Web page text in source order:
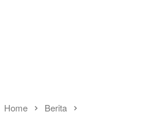
Home Berita